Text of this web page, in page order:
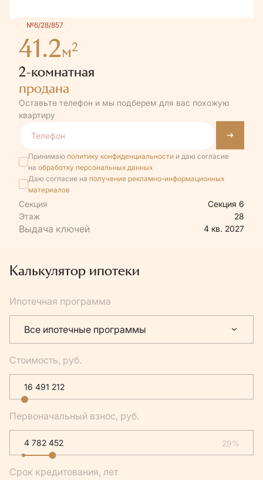
№6/28/857
41.2м2
2-комнатная
продана
Оставьте телефон и мы подберем для вас похожую
квартиру
Принимаю политику конфиденциальности и даю согласие
на обработку персональных данных
Даю согласие на получение рекламно-информационных
материалов
Секция
Секция 6
Этаж
28
4 кв. 2027
Калькулятор ипотеки
Ипотечная программа
Все ипотечные программы
Стоимость, руб.
Первоначальный взнос, руб.
29%
Срок кредитования, лет